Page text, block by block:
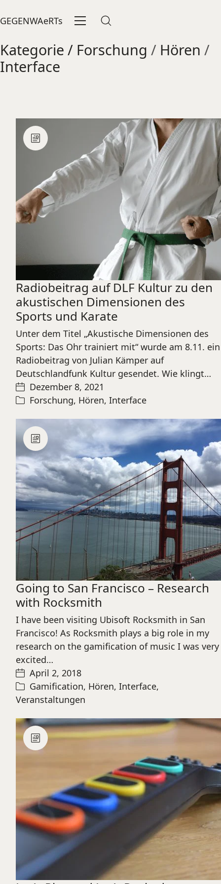
GEGENWAeRTs
Kategorie / Forschung / Hören /
Interface
Radiobeitrag auf DLF Kultur zu den
akustischen Dimensionen des
Sports und Karate
Unter dem Titel „Akustische Dimensionen des
Sports: Das Ohr trainiert mit“ wurde am 8.11. ein
Radiobeitrag von Julian Kämper auf
Deutschlandfunk Kultur gesendet. Wie klingt…
Dezember 8, 2021
Forschung, Hören, Interface
Going to San Francisco – Research
with Rocksmith
I have been visiting Ubisoft Rocksmith in San
Francisco! As Rocksmith plays a big role in my
research on the gamification of music I was very
excited…
April 2, 2018
Gamification, Hören, Interface,
Veranstaltungen